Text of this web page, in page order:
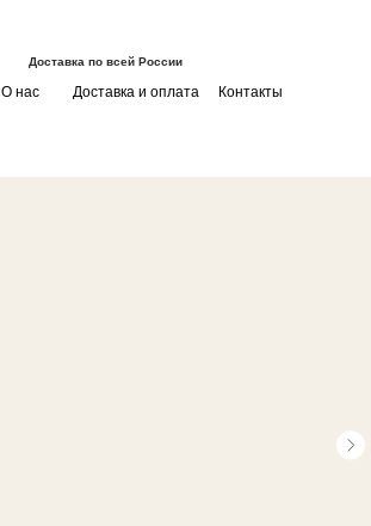
Доставка по всей России
О нас Доставка и оплата Контакты